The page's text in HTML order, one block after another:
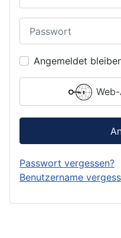
Angemeldet
Passwort vergessen?
Benutzername